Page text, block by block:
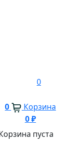
0
0
Корзина
0₽
пуста